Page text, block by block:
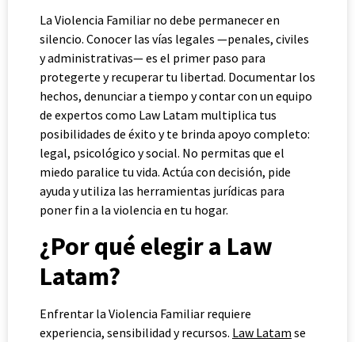
La Violencia Familiar no debe permanecer en
silencio. Conocer las vías legales —penales, civiles
y administrativas— es el primer paso para
protegerte y recuperar tu libertad. Documentar los
hechos, denunciar a tiempo y contar con un equipo
de expertos como Law Latam multiplica tus
posibilidades de éxito y te brinda apoyo completo:
legal, psicológico y social. No permitas que el
miedo paralice tu vida. Actúa con decisión, pide
ayuda y utiliza las herramientas jurídicas para
poner fin a la violencia en tu hogar.
¿Por qué elegir a Law
Latam?
Enfrentar la Violencia Familiar requiere
experiencia, sensibilidad y recursos. Law Latam se